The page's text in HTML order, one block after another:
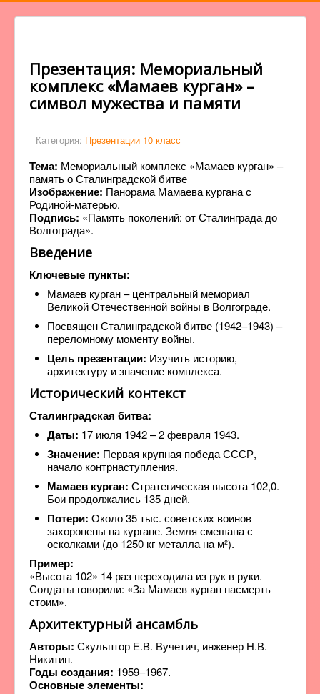
Презентация: Мемориальный
комплекс «Мамаев курган» –
символ мужества и памяти
Категория: Презентации 10 класс
Тема: Мемориальный комплекс «Мамаев курган» –
память о Сталинградской битве
Изображение: Панорама Мамаева кургана с
Родиной-матерью.
Подпись: «Память поколений: от Сталинграда до
Волгограда».
Введение
Ключевые пункты:
Мамаев курган – центральный мемориал
Великой Отечественной войны в Волгограде.
Посвящен Сталинградской битве (1942–1943) –
переломному моменту войны.
Цель презентации: Изучить историю,
архитектуру и значение комплекса.
Исторический контекст
Сталинградская битва:
Даты: 17 июля 1942 – 2 февраля 1943.
Значение: Первая крупная победа СССР,
начало контрнаступления.
Мамаев курган: Стратегическая высота 102,0.
Бои продолжались 135 дней.
Потери: Около 35 тыс. советских воинов
захоронены на кургане. Земля смешана с
осколками (до 1250 кг металла на м²).
Пример:
«Высота 102» 14 раз переходила из рук в руки.
Солдаты говорили: «За Мамаев курган насмерть
стоим».
Архитектурный ансамбль
Авторы: Скульптор Е.В. Вучетич, инженер Н.В.
Никитин.
Годы создания: 1959–1967.
Основные элементы: